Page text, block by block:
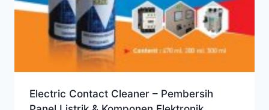
Electric Contact Cleaner – Pembersih